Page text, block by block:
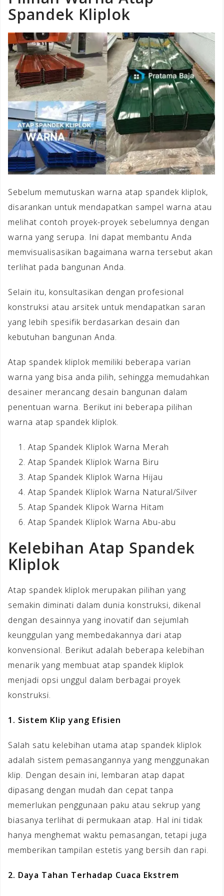
Spandek Kliplok
Sebelum memutuskan warna atap spandek kliplok,
disarankan untuk mendapatkan sampel warna atau
melihat contoh proyek-proyek sebelumnya dengan
warna yang serupa. Ini dapat membantu Anda
memvisualisasikan bagaimana warna tersebut akan
terlihat pada bangunan Anda.
Selain itu, konsultasikan dengan profesional
konstruksi atau arsitek untuk mendapatkan saran
yang lebih spesifik berdasarkan desain dan
kebutuhan bangunan Anda.
Atap spandek kliplok memiliki beberapa varian
warna yang bisa anda pilih, sehingga memudahkan
desainer merancang desain bangunan dalam
penentuan warna. Berikut ini beberapa pilihan
warna atap spandek kliplok.
Atap Spandek Kliplok Warna Merah
Atap Spandek Kliplok Warna Biru
Atap Spandek Kliplok Warna Hijau
Atap Spandek Kliplok Warna Natural/Silver
Atap Spandek Klipok Warna Hitam
Atap Spandek Kliplok Warna Abu-abu
Kelebihan Atap Spandek
Kliplok
Atap spandek kliplok merupakan pilihan yang
semakin diminati dalam dunia konstruksi, dikenal
dengan desainnya yang inovatif dan sejumlah
keunggulan yang membedakannya dari atap
konvensional. Berikut adalah beberapa kelebihan
menarik yang membuat atap spandek kliplok
menjadi opsi unggul dalam berbagai proyek
konstruksi.
1. Sistem Klip yang Efisien
Salah satu kelebihan utama atap spandek kliplok
adalah sistem pemasangannya yang menggunakan
klip. Dengan desain ini, lembaran atap dapat
dipasang dengan mudah dan cepat tanpa
memerlukan penggunaan paku atau sekrup yang
biasanya terlihat di permukaan atap. Hal ini tidak
hanya menghemat waktu pemasangan, tetapi juga
memberikan tampilan estetis yang bersih dan rapi.
2. Daya Tahan Terhadap Cuaca Ekstrem